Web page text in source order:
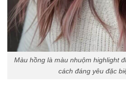
Màu hồng là màu nhuộm highlight
cách đáng yêu đặc